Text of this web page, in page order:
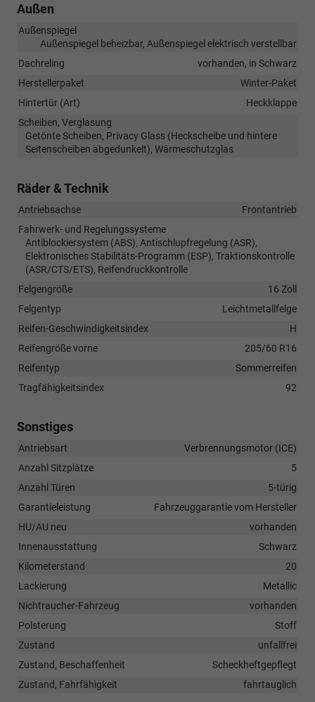
Außen
Außenspiegel
Außenspiegel beheizbar, Außenspiegel elektrisch verstellbar
Dachreling
vorhanden, in Schwarz
Herstellerpaket
Winter-Paket
Hintertür (Art)
Heckklappe
Scheiben, Verglasung
Getönte Scheiben, Privacy Glass (Heckscheibe und hintere
Seitenscheiben abgedunkelt), Wärmeschutzglas
Räder & Technik
Antriebsachse
Frontantrieb
Fahrwerk- und Regelungssysteme
Antiblockiersystem (ABS), Antischlupfregelung (ASR),
Elektronisches Stabilitäts-Programm (ESP), Traktionskontrolle
(ASR/CTS/ETS), Reifendruckkontrolle
Felgengröße
16 Zoll
Felgentyp
Leichtmetallfelge
Reifen-Geschwindigkeitsindex
H
Reifengröße vorne
205/60 R16
Reifentyp
Sommerreifen
Tragfähigkeitsindex
92
Sonstiges
Antriebsart
Verbrennungsmotor (ICE)
Anzahl Sitzplätze
5
Anzahl Türen
5-türig
Garantieleistung
Fahrzeuggarantie vom Hersteller
HU/AU neu
vorhanden
Innenausstattung
Schwarz
Kilometerstand
20
Lackierung
Metallic
Nichtraucher-Fahrzeug
vorhanden
Polsterung
Stoff
Zustand
unfallfrei
Zustand, Beschaffenheit
Scheckheftgepflegt
Zustand, Fahrfähigkeit
fahrtauglich